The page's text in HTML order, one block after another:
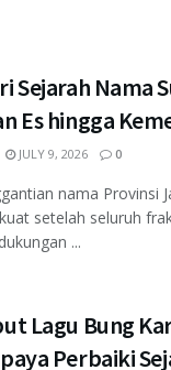
Sejarah Nama
Es hingga
JULY 9, 2026 0
nama Provinsi
setelah seluruh
...
Lagu Bung
Perbaiki